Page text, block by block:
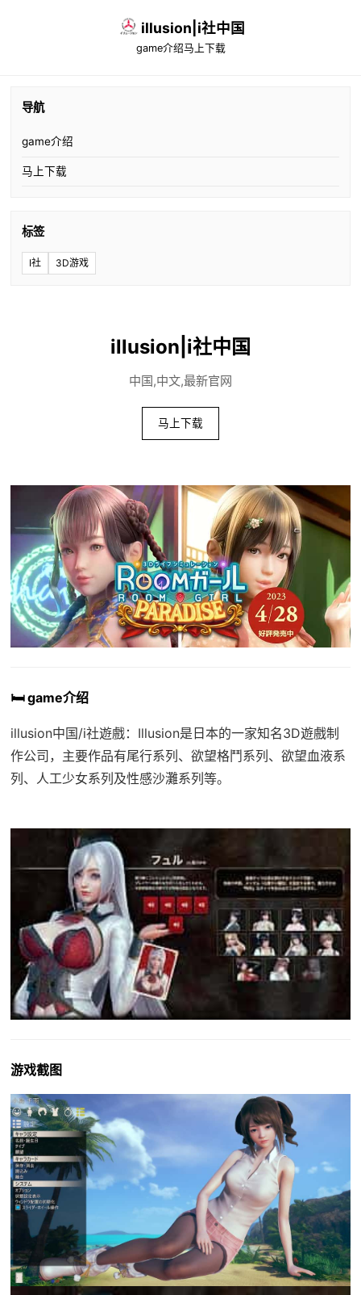
illusion|i社中国
game介绍马上下载
导航
game介绍
马上下载
标签
I社 3D游戏
illusion|i社中国
中国,中文,最新官网
马上下载
🛏️ game介绍
illusion中国/i社遊戲：Illusion是日本的一家知名3D遊戲制
作公司，主要作品有尾行系列、欲望格鬥系列、欲望血液系
列、人工少女系列及性感沙灘系列等。
游戏截图